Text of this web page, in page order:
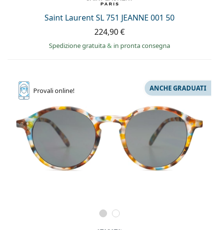
Saint Laurent SL 751 JEANNE 001 50
224,90 €
Spedizione gratuita& in pronta consegna
Provalionline! ANCHE GRADUATI